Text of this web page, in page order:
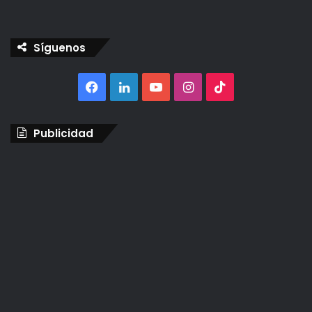
Síguenos
Facebook
LinkedInYouTubeInstagram
Publicidad